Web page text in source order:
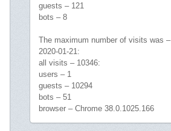
guests – 121
bots – 8
The maximum number of visits was –
2020-01-21:
all visits – 10346:
users – 1
guests – 10294
bots – 51
browser – Chrome 38.0.1025.166